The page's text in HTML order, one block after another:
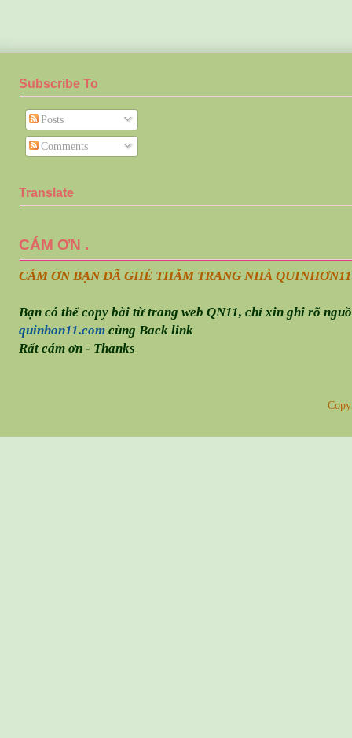
Subscribe To
Posts
Comments
Translate
CÁM ƠN .
CÁM ƠN BẠN ĐÃ GHÉ THĂM TRANG NHÀ QUINHƠN
Bạn có thể copy bài từ trang web QN11, chỉ xin ghi rõ
quinhon11.comcùng Back link
Rất cám ơn - Thanks